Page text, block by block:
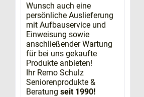
Wunsch auch eine
persönliche Auslieferung
mit Aufbauservice und
Einweisung sowie
anschließender Wartung
für bei uns gekaufte
Produkte anbieten!
Ihr Remo Schulz
Seniorenprodukte &
Beratung seit 1990!